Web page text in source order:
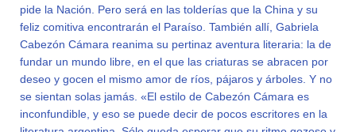
pide la Nación. Pero será en las tolderías que la China y su
feliz comitiva encontrarán el Paraíso. También allí, Gabriela
Cabezón Cámara reanima su pertinaz aventura literaria: la de
fundar un mundo libre, en el que las criaturas se abracen por
deseo y gocen el mismo amor de ríos, pájaros y árboles. Y no
se sientan solas jamás. «El estilo de Cabezón Cámara es
inconfundible, y eso se puede decir de pocos escritores en la